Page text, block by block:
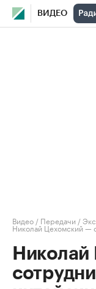
ВИДЕО
Видео / Передачи /
Николай Цехомский —